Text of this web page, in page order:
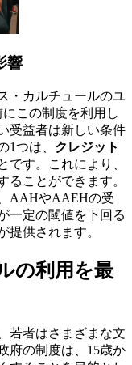
響
・カルチュールのユ
この制度を利用し
受益者は新しい条件
1つは、 クレジット
です。これにより、
ることができます。
AAHやAAEHの受
一定の閾値を下回る
提供されます。
の利用を最
若者はさまざまな文
府の制度は、15歳か